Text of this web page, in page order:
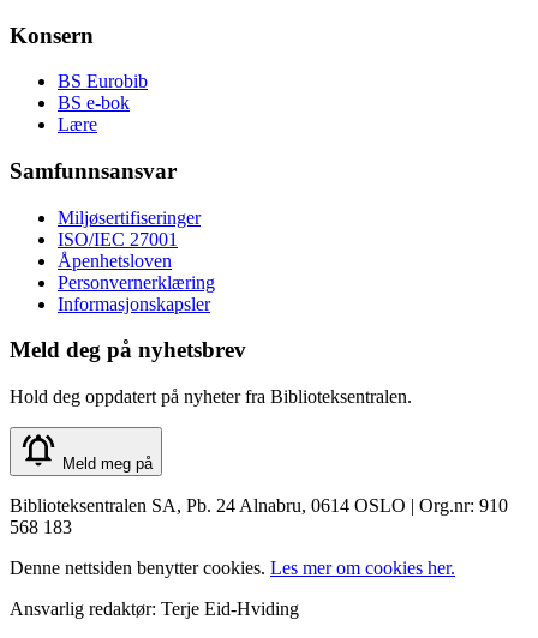
Konsern
BS Eurobib
BS e-bok
Lære
Samfunnsansvar
Miljøsertifiseringer
ISO/IEC 27001
Åpenhetsloven
Personvernerklæring
Informasjonskapsler
Meld deg på nyhetsbrev
Hold deg oppdatert på nyheter fra Biblioteksentralen.
Meld meg på
Biblioteksentralen SA, Pb. 24 Alnabru, 0614 OSLO | Org.nr: 910
568 183
Denne nettsiden benytter cookies. Les mer om cookies her.
Ansvarlig redaktør: Terje Eid-Hviding